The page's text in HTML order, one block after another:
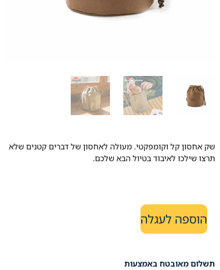
שק אחסון קל וקומפקטי. מעולה לאחסון של דברים קטנים שלא
תרצו שילכו לאיבוד בטיול הבא שלכם.
הוספה לעגלה
תשלום מאובטח באמצעות